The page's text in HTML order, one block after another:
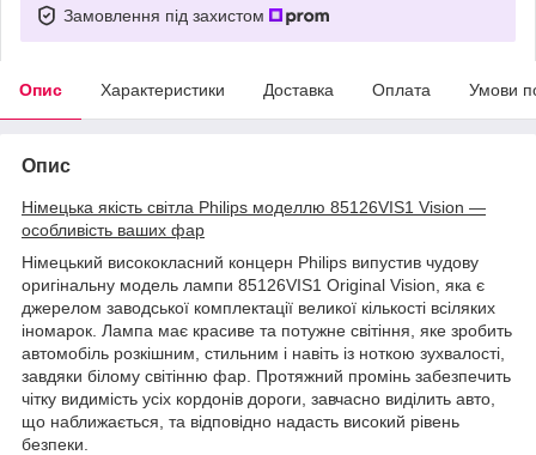
Замовлення під захистом
Опис Характеристики Доставка Оплата Умови
Опис
Німецька якість світла Philips моделлю 85126VIS1 Vision —
особливість ваших фар
Німецький висококласний концерн Philips випустив чудову
оригінальну модель лампи 85126VIS1 Original Vision, яка є
джерелом заводської комплектації великої кількості всіляких
іномарок. Лампа має красиве та потужне світіння, яке зробить
автомобіль розкішним, стильним і навіть із ноткою зухвалості,
завдяки білому світінню фар. Протяжний промінь забезпечить
чітку видимість усіх кордонів дороги, завчасно виділить авто,
що наближається, та відповідно надасть високий рівень
безпеки.